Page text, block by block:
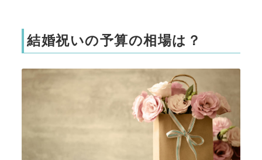
結婚祝いの予算の相場は？